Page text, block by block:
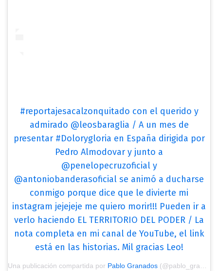
#reportajesacalzonquitado con el querido y
admirado @leosbaraglia / A un mes de
presentar #Dolorygloria en España dirigida por
Pedro Almodovar y junto a
@penelopecruzoficial y
@antoniobanderasoficial se animó a ducharse
conmigo porque dice que le divierte mi
instagram jejejeje me quiero morir!!! Pueden ir a
verlo haciendo EL TERRITORIO DEL PODER / La
nota completa en mi canal de YouTube, el link
está en las historias. Mil gracias Leo!
Una publicación compartida por Pablo Granados (@pablo_grana) el